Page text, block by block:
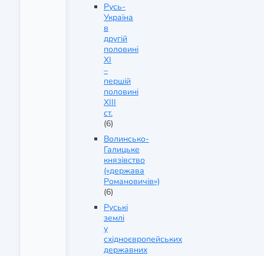
Русь-
Україна
в
другій
половині
ХІ
–
першій
половині
ХІІІ
ст.
(6)
Волинсько-
Галицьке
князівство
(«держава
Романовичів»)
(6)
Руські
землі
у
східноєвропейських
державних